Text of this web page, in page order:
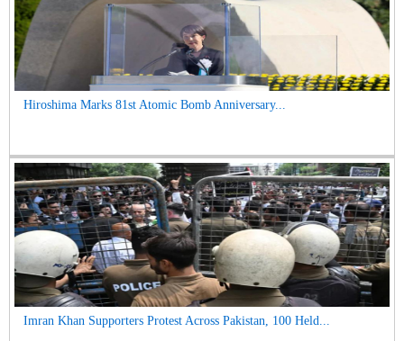
Hiroshima Marks 81st Atomic Bomb Anniversary...
Imran Khan Supporters Protest Across Pakistan, 100 Held...